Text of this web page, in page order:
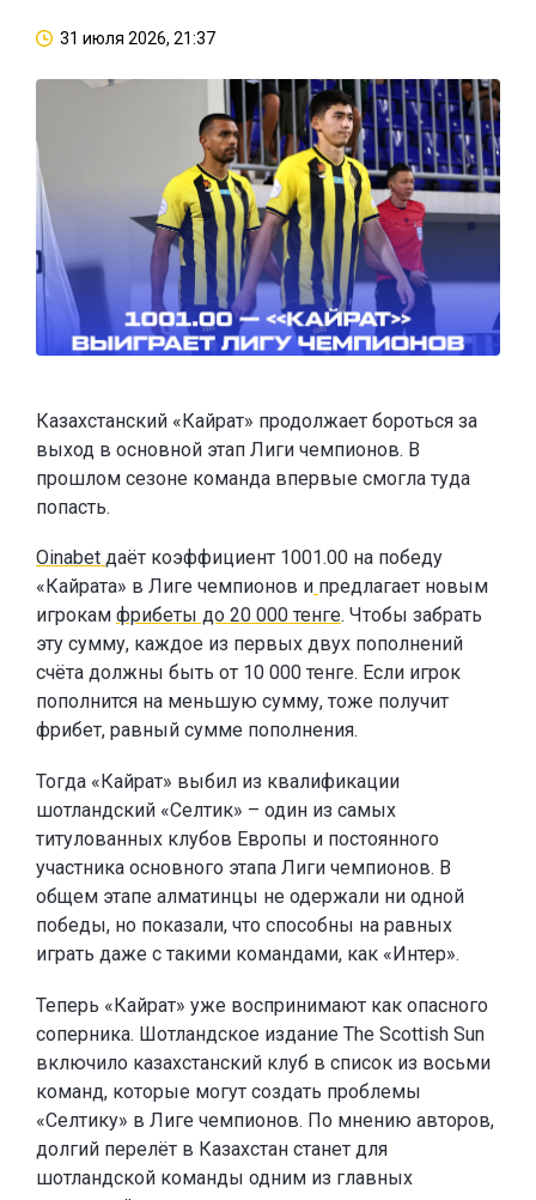
31 июля 2026, 21:37
Казахстанский «Кайрат» продолжает бороться за
выход в основной этап Лиги чемпионов. В
прошлом сезоне команда впервые смогла туда
попасть.
Oinabet даёт коэффициент 1001.00 на победу
«Кайрата» в Лиге чемпионов и предлагает новым
игрокам фрибеты до 20 000 тенге. Чтобы забрать
эту сумму, каждое из первых двух пополнений
счёта должны быть от 10 000 тенге. Если игрок
пополнится на меньшую сумму, тоже получит
фрибет, равный сумме пополнения.
Тогда «Кайрат» выбил из квалификации
шотландский «Селтик» – один из самых
титулованных клубов Европы и постоянного
участника основного этапа Лиги чемпионов. В
общем этапе алматинцы не одержали ни одной
победы, но показали, что способны на равных
играть даже с такими командами, как «Интер».
Теперь «Кайрат» уже воспринимают как опасного
соперника. Шотландское издание The Scottish Sun
включило казахстанский клуб в список из восьми
команд, которые могут создать проблемы
«Селтику» в Лиге чемпионов. По мнению авторов,
долгий перелёт в Казахстан станет для
шотландской команды одним из главных